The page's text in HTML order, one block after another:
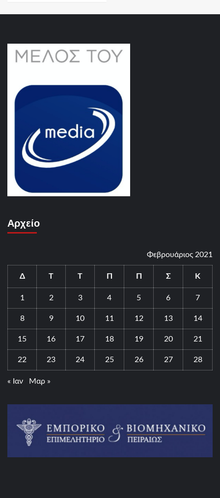
Αρχείο
Φεβρουάριος 2021
Δ Τ Τ Π Π Σ Κ
1 2 3 4 5 6 7
8 9 10 11 12 13 14
15 16 17 18 19 20 21
22 23 24 25 26 27 28
« Ιαν Μαρ »